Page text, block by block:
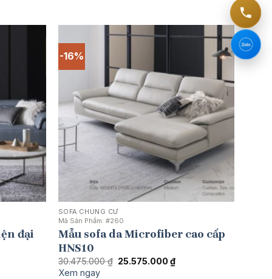
đại
-16%
SOFA CHUNG CƯ
Mã Sản Phẩm: #260
Mẫu sofa da Microfiber cao cấp
HNS10
30.475.000₫ Giá
25.575.000₫Giá
Xem ngay